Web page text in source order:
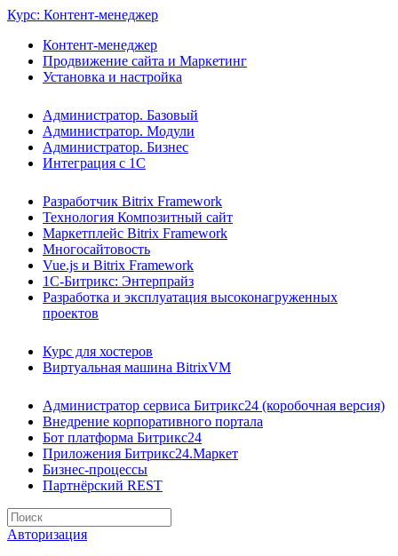
Курс: Контент-менеджер
Контент-менеджер
Продвижение сайта и Маркетинг
Установка и настройка
Администратор. Базовый
Администратор. Модули
Администратор. Бизнес
Интеграция с 1С
Разработчик Bitrix Framework
Технология Композитный сайт
Маркетплейс Bitrix Framework
Многосайтовость
Vue.js и Bitrix Framework
1С-Битрикс: Энтерпрайз
Разработка и эксплуатация высоконагруженных
проектов
Курс для хостеров
Виртуальная машина BitrixVM
Администратор сервиса Битрикс24 (коробочная версия)
Внедрение корпоративного портала
Бот платформа Битрикс24
Приложения Битрикс24.Маркет
Бизнес-процессы
Партнёрский REST
Авторизация